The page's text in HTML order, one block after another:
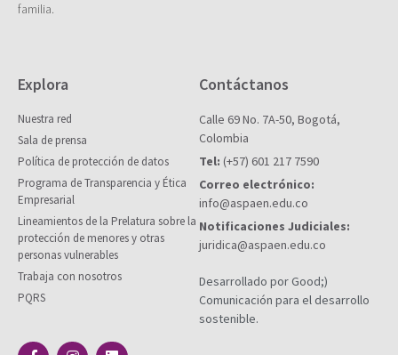
familia.
Explora
Nuestra red
Sala de prensa
Política de protección de datos
Programa de Transparencia y Ética
Empresarial
Lineamientos de la Prelatura sobre la
protección de menores y otras
personas vulnerables
Trabaja con nosotros
PQRS
Contáctanos
Calle 69 No. 7A-50, Bogotá,
Colombia
Tel: (+57) 601 217 7590
Correo electrónico:
info@aspaen.edu.co
Notificaciones Judiciales:
juridica@aspaen.edu.co
Desarrollado por Good;)
Comunicación para el desarrollo
sostenible.